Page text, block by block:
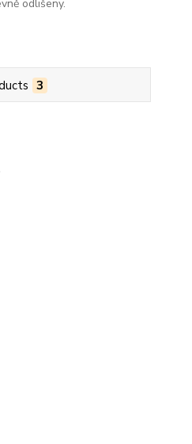
odlišeny.
3